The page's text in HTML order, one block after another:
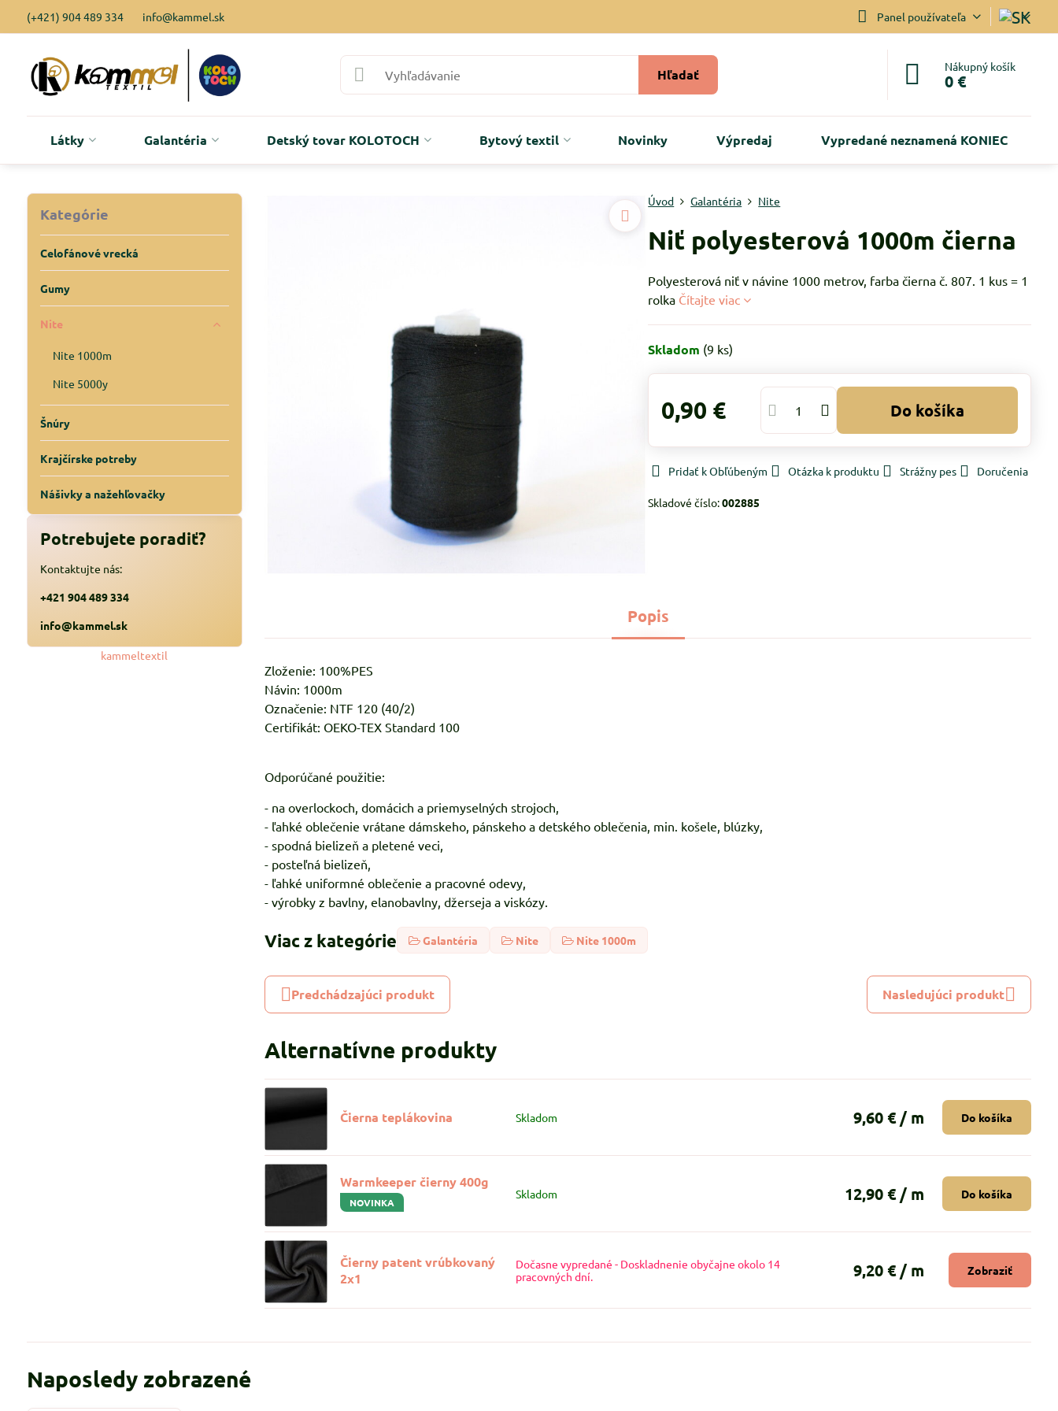
(+421) 904 489 334 info@kammel.sk Panel používateľa
Hľadať Nákupný košík
0 €
Látky Galantéria Detský tovar KOLOTOCH Bytový textil Novinky Výpredaj Vypredané neznamená KONIEC
Úvod Galantéria Nite
Niť polyesterová 1000m čierna
Polyesterová niť v návine 1000 metrov, farba čierna č. 807. 1 kus = 1
rolka Čítajte viac
Skladom (9 ks)
0,90 € Do košíka
Pridať k Obľúbeným Otázka k produktu Strážny pes Doručenia
Skladové číslo:002885
Popis
Zloženie: 100%PES
Návin: 1000m
Označenie: NTF 120 (40/2)
Certifikát: OEKO-TEX Standard 100
Odporúčané použitie:
- na overlockoch, domácich a priemyselných strojoch,
- ľahké oblečenie vrátane dámskeho, pánskeho a detského oblečenia, min. košele, blúzky,
- spodná bielizeň a pletené veci,
- posteľná bielizeň,
- ľahké uniformné oblečenie a pracovné odevy,
- výrobky z bavlny, elanobavlny, džerseja a viskózy.
Viac z kategórie Galantéria Nite Nite 1000m
Predchádzajúci produkt Nasledujúci produkt
Alternatívne produkty
Čierna teplákovina Skladom 9,60 €/ m Do košíka
Warmkeeper čierny 400g
NOVINKA
Skladom 12,90 €/ m Do košíka
Čierny patent vrúbkovaný
2x1
Dočasne vypredané - Doskladnenie obyčajne okolo 14
pracovných dní.
9,20 €/ m Zobraziť
Kategórie
Celofánové vrecká
Gumy
Nite
Nite 1000m
Nite 5000y
Šnúry
Krajčírske potreby
Nášivky a nažehľovačky
Potrebujete poradiť?
Kontaktujte nás:
+421 904 489 334
info@kammel.sk
kammeltextil
Naposledy zobrazené